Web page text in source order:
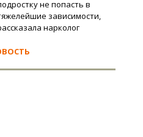
не попасть в
зависимости,
нарколог